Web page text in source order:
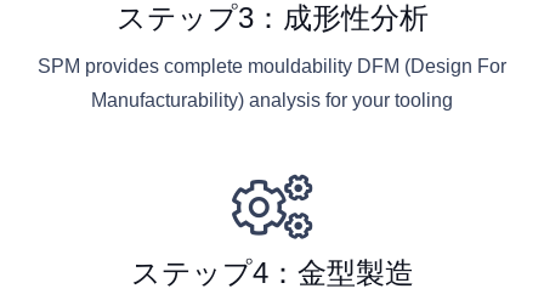
ステップ3：成形性分析
SPM provides complete mouldability DFM (Design For
Manufacturability) analysis for your tooling
ステップ4：金型製造